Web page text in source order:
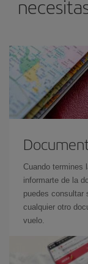
Cuando termines
informarte de la
puedes consultar
cualquier otro
vuelo.